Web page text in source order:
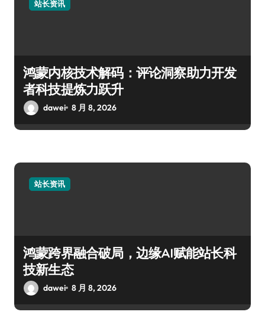
站长资讯
鸿蒙内核技术解码：评论洞察助力开发
者科技提炼力跃升
dawei 8 月 8, 2026
站长资讯
鸿蒙跨界融合破局，边缘AI赋能站长科
技新生态
dawei 8 月 8, 2026